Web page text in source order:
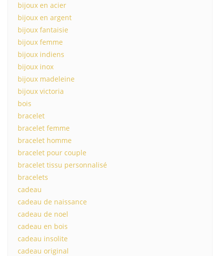
bijoux en acier
bijoux en argent
bijoux fantaisie
bijoux femme
bijoux indiens
bijoux inox
bijoux madeleine
bijoux victoria
bois
bracelet
bracelet femme
bracelet homme
bracelet pour couple
bracelet tissu personnalisé
bracelets
cadeau
cadeau de naissance
cadeau de noel
cadeau en bois
cadeau insolite
cadeau original